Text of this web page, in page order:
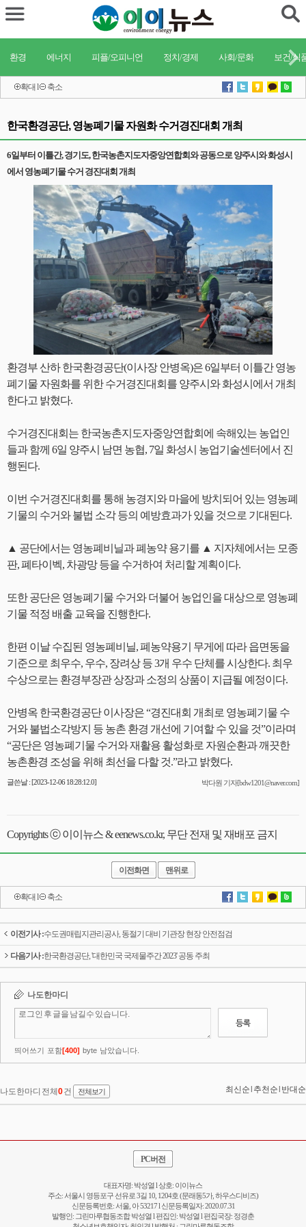
환경 에너지 피플/오피니언 정치/경제 사회/문화 보건/식
확대 l 축소
한국환경공단, 영농폐기물 자원화 수거경진대회 개최
6일부터 이틀간, 경기도, 한국농촌지도자중앙연합회와 공동으로 양주시와 화성시
에서 영농폐기물 수거 경진대회 개최
환경부 산하 한국환경공단(이사장 안병옥)은 6일부터 이틀간 영농
폐기물 자원화를 위한 수거경진대회를 양주시와 화성시에서 개최
한다고 밝혔다.
수거경진대회는 한국농촌지도자중앙연합회에 속해있는 농업인
들과 함께 6일 양주시 남면 농협, 7일 화성시 농업기술센터에서 진
행된다.
이번 수거경진대회를 통해 농경지와 마을에 방치되어 있는 영농폐
기물의 수거와 불법 소각 등의 예방효과가 있을 것으로 기대된다.
▲ 공단에서는 영농폐비닐과 폐농약 용기를 ▲ 지자체에서는 모종
판, 폐타이벡, 차광망 등을 수거하여 처리할 계획이다.
또한 공단은 영농폐기물 수거와 더불어 농업인을 대상으로 영농폐
기물 적정 배출 교육을 진행한다.
한편 이날 수집된 영농폐비닐, 폐농약용기 무게에 따라 읍면동을
기준으로 최우수, 우수, 장려상 등 3개 우수 단체를 시상한다. 최우
수상으로는 환경부장관 상장과 소정의 상품이 지급될 예정이다.
안병옥 한국환경공단 이사장은 “경진대회 개최로 영농폐기물 수
거와 불법소각방지 등 농촌 환경 개선에 기여할 수 있을 것”이라며
“공단은 영농폐기물 수거와 재활용 활성화로 자원순환과 깨끗한
농촌환경 조성을 위해 최선을 다할 것.”라고 밝혔다.
글쓴날 : [2023-12-06 18:28:12.0] 박다원 기자[bdw1201@naver.com]
Copyrights ⓒ 이이뉴스 & eenews.co.kr, 무단 전재 및 재배포 금지
이전화면 맨위로
확대 l 축소
이전기사 :수도권매립지관리공사, 동절기 대비 기관장 현장 안전점검
다음기사 :한국환경공단, '대한민국 국제물주간 2023' 공동 주최
PC버전
대표자명: 박성열 l 상호: 이이뉴스
주소: 서울시 영등포구 선유로 3길 10, 1204호 (문래동5가, 하우스디비즈)
신문등록번호: 서울, 아 53217 l 신문등록일자: 2020.07.31
발행인: 그린마루협동조합 박성열 l 편집인: 박성열 l 편집국장: 정경춘